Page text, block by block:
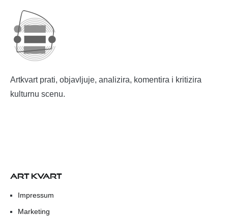
Artkvart prati, objavljuje, analizira, komentira i kritizira
kulturnu scenu.
ART KVART
Impressum
Marketing